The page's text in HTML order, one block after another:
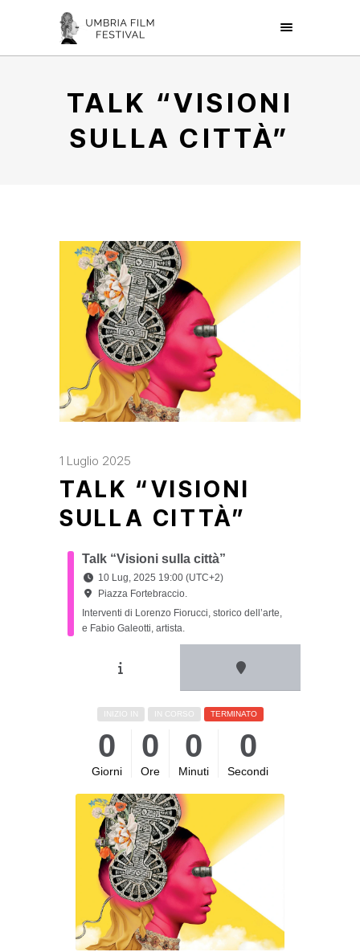
TALK “VISIONI
SULLA CITTÀ”
1 Luglio 2025
TALK “VISIONI
SULLA CITTÀ”
Talk “Visioni sulla città”
10 Lug, 2025 19:00 (UTC+2)
Piazza Fortebraccio.
Interventi di Lorenzo Fiorucci, storico dell’arte,
e Fabio Galeotti, artista.
INIZIO IN IN CORSO TERMINATO
0
Giorni
0
Ore
0
Minuti
0
Secondi